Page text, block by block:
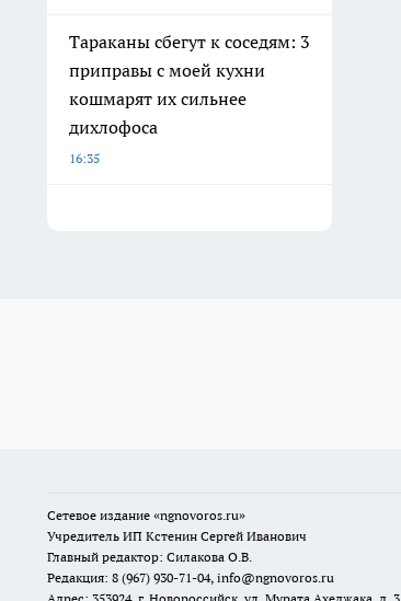
Тараканы сбегут к соседям: 3
приправы с моей кухни
кошмарят их сильнее
дихлофоса
16:35
Сетевое издание «ngnovoros.ru»
Учредитель ИП Кстенин Сергей Иванович
Главный редактор: Силакова О.В.
Редакция: 8 (967) 930-71-04, info@ngnovoros.ru